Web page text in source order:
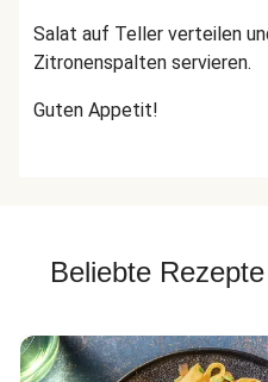
Salat auf Teller verteilen
Zitronenspalten servieren.
Guten Appetit!
Beliebte